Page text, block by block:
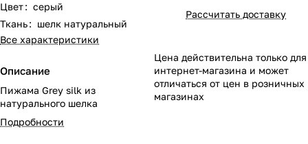
Цвет: серый
Ткань: шелк натуральный
Все характеристики
Описание
Пижама Grey silk из
натурального шелка
Подробности
Рассчитать доставку
Цена действительна только для
интернет-магазина и может
отличаться от цен в розничных
магазинах